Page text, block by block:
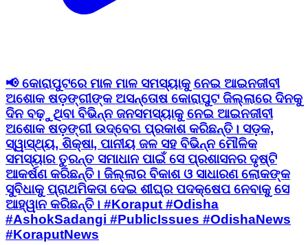
📢 କୋରାପୁଟରେ ମାଳ ମାଳ ସମସ୍ୟାକୁ ନେଇ ଆଇନଜୀବୀ
ଅଶୋକ ଷଡ଼ଙ୍ଗୀଙ୍କ ଅସନ୍ତୋଷ କୋରାପୁଟ ଜିଲ୍ଲାରେ ଦିନକୁ
ଦିନ ବଢ଼ୁଥିବା ବିଭିନ୍ନ ଜନସମସ୍ୟାକୁ ନେଇ ଆଇନଜୀବୀ
ଅଶୋକ ଷଡ଼ଙ୍ଗୀ ଉଦ୍ବେଗ ପ୍ରକାଶ କରିଛନ୍ତି। ସଡ଼କ,
ସ୍ୱାସ୍ଥ୍ୟ, ଶିକ୍ଷା, ପାନୀୟ ଜଳ ସହ ବିଭିନ୍ନ ମୌଳିକ
ସମସ୍ୟାର ତୁରନ୍ତ ସମାଧାନ ପାଇଁ ସେ ପ୍ରଶାସନର ଦୃଷ୍ଟି
ଆକର୍ଷଣ କରିଛନ୍ତି। ଜିଲ୍ଲାର ବିକାଶ ଓ ସାଧାରଣ ଲୋକଙ୍କ
ସୁବିଧାକୁ ପ୍ରାଥମିକତା ଦେଇ ଶୀଘ୍ର ପଦକ୍ଷେପ ନେବାକୁ ସେ
ଆହ୍ୱାନ କରିଛନ୍ତି। #Koraput #Odisha
#AshokSadangi #PublicIssues #OdishaNews
#KoraputNews